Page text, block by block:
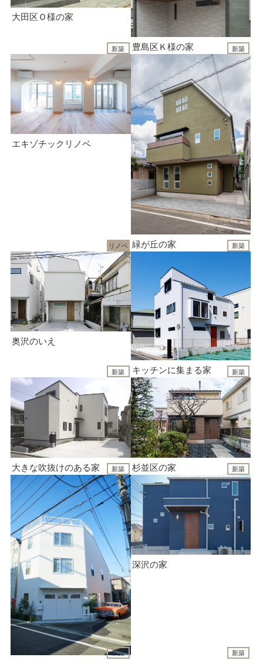
大田区Ｏ様の家
新築 豊島区Ｋ様の家 新築
エキゾチックリノベ
リノベ 緑が丘の家 新築
奥沢のいえ
新築 キッチンに集まる家 新築
大きな吹抜けのある家 新築 杉並区の家 新築
新築
深沢の家
新築